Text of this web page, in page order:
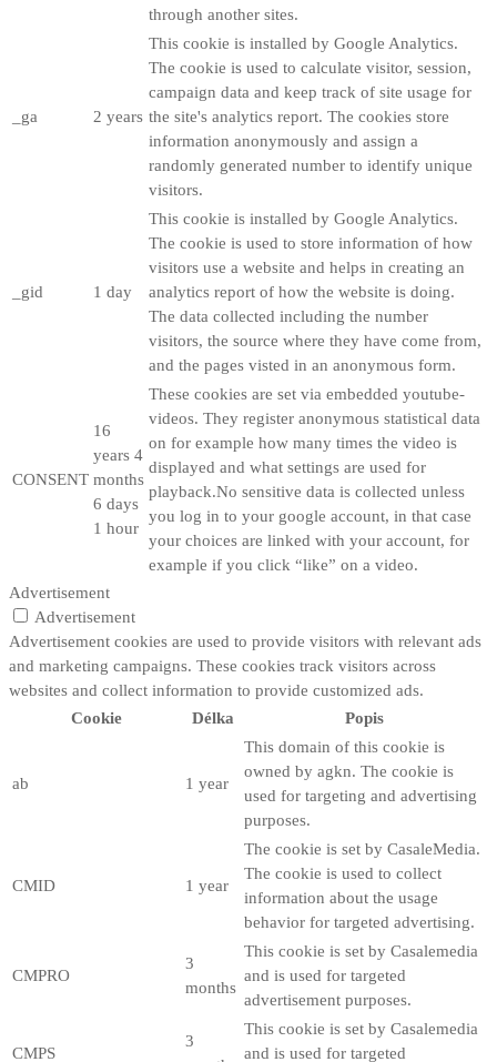
through another sites.
_ga 2 years
This cookie is installed by Google Analytics.
The cookie is used to calculate visitor, session,
campaign data and keep track of site usage for
the site's analytics report. The cookies store
information anonymously and assign a
randomly generated number to identify unique
visitors.
_gid 1 day
This cookie is installed by Google Analytics.
The cookie is used to store information of how
visitors use a website and helps in creating an
analytics report of how the website is doing.
The data collected including the number
visitors, the source where they have come from,
and the pages visted in an anonymous form.
CONSENT
16
years 4
months
6 days
1 hour
These cookies are set via embedded youtube-
videos. They register anonymous statistical data
on for example how many times the video is
displayed and what settings are used for
playback.No sensitive data is collected unless
you log in to your google account, in that case
your choices are linked with your account, for
example if you click “like” on a video.
Advertisement
Advertisement
Advertisement cookies are used to provide visitors with relevant ads
and marketing campaigns. These cookies track visitors across
websites and collect information to provide customized ads.
Cookie
Délka Popis
ab 1 year
This domain of this cookie is
owned by agkn. The cookie is
used for targeting and advertising
purposes.
CMID 1 year
The cookie is set by CasaleMedia.
The cookie is used to collect
information about the usage
behavior for targeted advertising.
CMPRO
3
months
This cookie is set by Casalemedia
and is used for targeted
advertisement purposes.
CMPS
3
This cookie is set by Casalemedia
and is used for targeted